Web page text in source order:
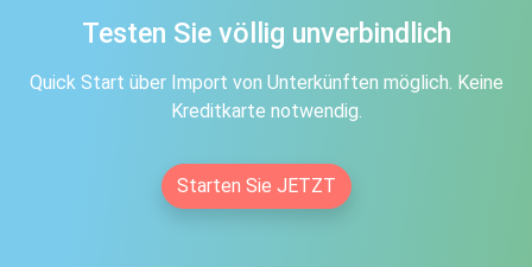
Testen Sie völlig unverbindlich
Quick Start über Import von Unterkünften möglich. Keine
Kreditkarte notwendig.
Starten Sie JETZT